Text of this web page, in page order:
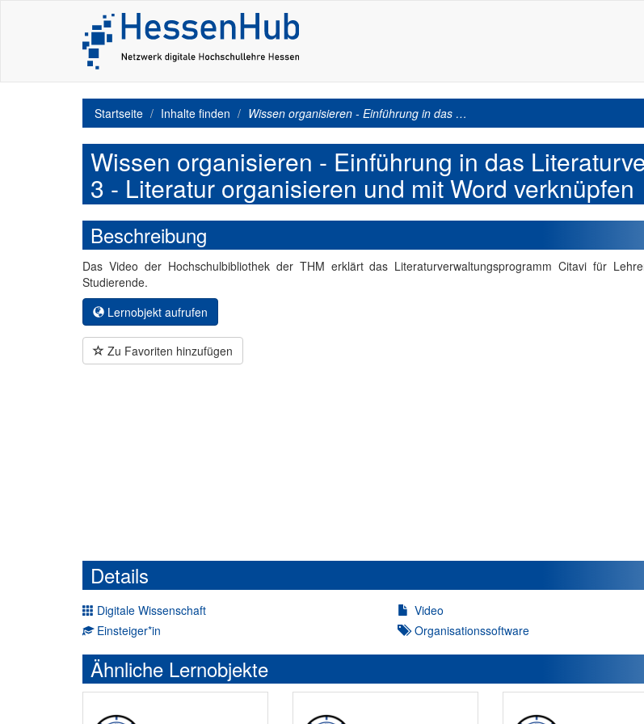
Startseite Inhalte finden Wissen organisieren - Einführung in das …
Wissen organisieren - Einführung in das
3 - Literatur organisieren und mit Word verknüpfen
Beschreibung
Das Video der Hochschulbibliothek der THM erklärt das Literaturverwaltungsprogramm Citavi für
Studierende.
Lernobjekt aufrufen
Zu Favoriten hinzufügen
Details
Digitale Wissenschaft
Einsteiger*in
Video
Organisationssoftware
Ähnliche Lernobjekte